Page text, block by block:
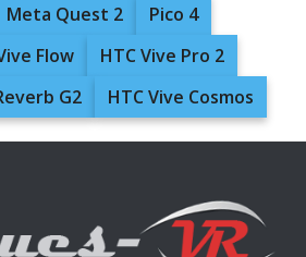
Meta Quest 2
Pico 4
Flow
HTC Vive Pro 2
G2 HTC Vive Cosmos